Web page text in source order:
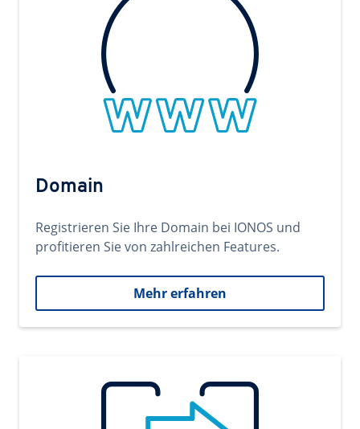
Domain
Registrieren Sie Ihre Domain bei IONOS und
profitieren Sie von zahlreichen Features.
Mehr erfahren